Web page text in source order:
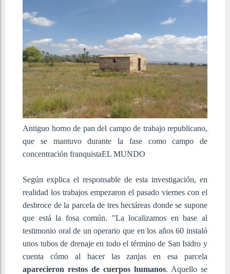
Antiguo horno de pan del campo de trabajo republicano,
que se mantuvo durante la fase como campo de
concentración franquistaEL MUNDO
Según explica el responsable de esta investigación, en
realidad los trabajos empezaron el pasado viernes con el
desbroce de la parcela de tres hectáreas donde se supone
que está la fosa común. "La localizamos en base al
testimonio oral de un operario que en los años 60 instaló
unos tubos de drenaje en todo el término de San Isidro y
cuenta cómo al hacer las zanjas en esa parcela
aparecieron restos de cuerpos humanos. Aquello se